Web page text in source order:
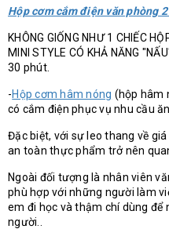
Hộp cơm cắm điện văn phòng
KHÔNG GIỐNG NHƯ 1 CHIẾC
MINI STYLE CÓ KHẢ NĂNG
30 phút.
-Hộp cơm hâm nóng (hộp hâm
có cắm điện phục vụ nhu cầu
Đặc biệt, với sự leo thang về
an toàn thực phẩm trở nên
Ngoài đối tượng là nhân viên
phù hợp với những người làm
em đi học và thậm chí dùng để
người..